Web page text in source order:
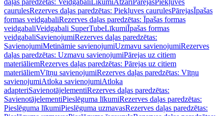
daļas paredzētas: Veidgabali LīkumiAtzari PārejasPiekļuves
caurulesRezerves daļas paredzētas: Piekļuves caurulesPārejasĪpašas
formas veidgabaliRezerves daļas paredzētas: Īpašas formas
veidgabaliVeidgabali SuperTubeLīkumiĪpašas formas
veidgabaliSavienojumiRezerves daļas paredzētas:
SavienojumiMetināmie savienojumiUzmavu savienojumiRezerves
daļas paredzētas: Uzmavu savienojumiPārejas uz citiem
materiāliemRezerves daļas paredzētas: Pārejas uz citiem
materiāliemVītņu savienojumiRezerves daļas paredzētas: Vītņu
savienojumiAtloka savienojumiAtloka
adapteriSavienotājelementiRezerves daļas paredzētas:
SavienotājelementiPieslēguma līkumiRezerves daļas paredzētas:
Pieslēguma līkumiPieslēguma uzmavasRezerves daļas paredzētas: